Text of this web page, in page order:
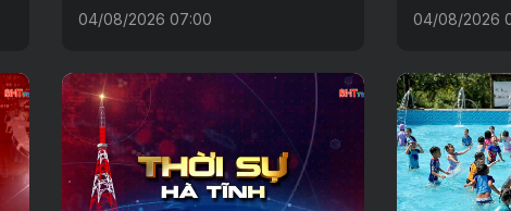
04/08/2026 07:00 04/08/2026